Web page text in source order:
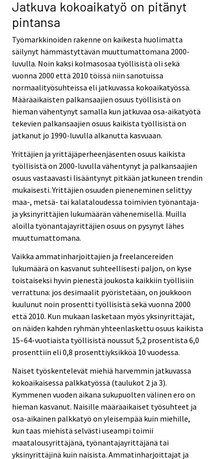
Jatkuva kokoaikatyö on pitänyt
pintansa
Työmarkkinoiden rakenne on kaikesta huolimatta
säilynyt hämmästyttävän muuttumattomana 2000-
luvulla. Noin kaksi kolmasosaa työllisistä oli sekä
vuonna 2000 että 2010 töissä niin sanotuissa
normaalityösuhteissa eli jatkuvassa kokoaikatyössä.
Määräaikaisten palkansaajien osuus työllisistä on
hieman vähentynyt samalla kun jatkuvaa osa-aikatyötä
tekevien palkansaajien osuus kaikista työllisistä on
jatkanut jo 1990-luvulla alkanutta kasvuaan.
Yrittäjien ja yrittäjäperheenjäsenten osuus kaikista
työllisistä on 2000-luvulla vähentynyt ja palkansaajien
osuus vastaavasti lisääntynyt pitkään jatkuneen trendin
mukaisesti. Yrittäjien osuuden pieneneminen selittyy
maa-, metsä- tai kalataloudessa toimivien työnantaja-
ja yksinyrittäjien lukumäärän vähenemisellä. Muilla
aloilla työnantajayrittäjien osuus on pysynyt lähes
muuttumattomana.
Vaikka ammatinharjoittajien ja freelancereiden
lukumäärä on kasvanut suhteellisesti paljon, on kyse
toistaiseksi hyvin pienestä joukosta kaikkiin työllisiin
verrattuna: jos desimaalit pyöristetään, on joukkoon
kuulunut noin prosentti työllisistä sekä vuonna 2000
että 2010. Kun mukaan lasketaan myös yksinyrittäjät,
on näiden kahden ryhmän yhteenlaskettu osuus kaikista
15–64-vuotiaista työllisistä noussut 5,2 prosentista 6,0
prosenttiin eli 0,8 prosenttiyksikköä 10 vuodessa.
Naiset työskentelevät miehiä harvemmin jatkuvassa
kokoaikaisessa palkkatyössä (taulukot 2 ja 3).
Kymmenen vuoden aikana sukupuolten välinen ero on
hieman kasvanut. Naisille määräaikaiset työsuhteet ja
osa-aikainen palkkatyö on yleisempää kuin miehille,
kun taas miehistä selvästi useampi toimii
maatalousyrittäjänä, työnantajayrittäjänä tai
yksinyrittäjinä kuin naisista. Ammatinharjoittajat ja